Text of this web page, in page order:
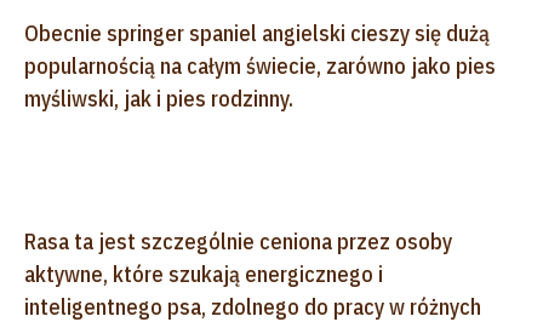
Obecnie springer spaniel angielski cieszy się dużą
popularnością na całym świecie, zarówno jako pies
myśliwski, jak i pies rodzinny.
Rasa ta jest szczególnie ceniona przez osoby
aktywne, które szukają energicznego i
inteligentnego psa, zdolnego do pracy w różnych